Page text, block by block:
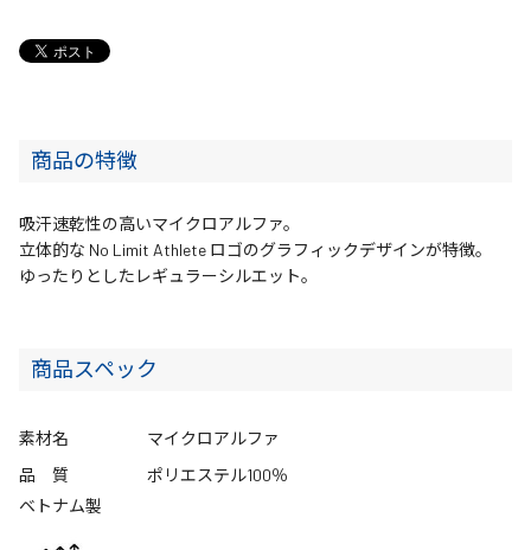
商品の特徴
吸汗速乾性の高いマイクロアルファ。
立体的な No Limit Athlete ロゴのグラフィックデザインが特徴。
ゆったりとしたレギュラーシルエット。
商品スペック
素材名
マイクロアルファ
品 質
ポリエステル100％
ベトナム製